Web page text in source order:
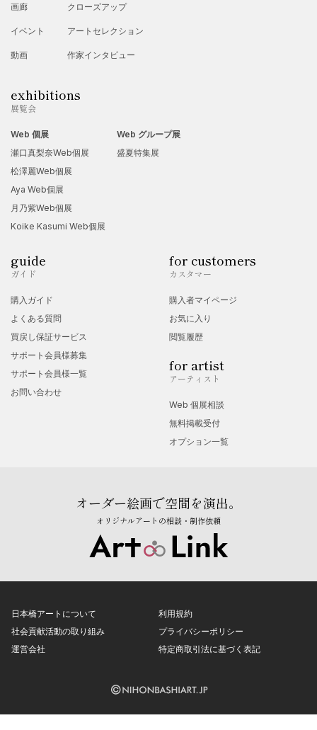
画廊
イベント
動画
クローズアップ
アートセレクション
作家インタビュー
exhibitions
展覧会
Web 個展
瀬口真梨奈Web個展
松澤麗Web個展
Aya Web個展
月乃紫Web個展
Koike Kasumi Web個展
Web グループ展
盛夏特集展
guide
ガイド
購入ガイド
よくある質問
買戻し保証サービス
サポート会員様募集
サポート会員様一覧
お問い合わせ
for customers
カスタマー
購入者マイページ
お気に入り
閲覧履歴
for artist
アーティスト
Web 個展相談
無料掲載受付
オプション一覧
オーダー絵画で空間を演出。
オリジナルアートの相談・制作依頼
日本橋アートについて
社会貢献活動の取り組み
運営会社
利用規約
プライバシーポリシー
特定商取引法に基づく表記